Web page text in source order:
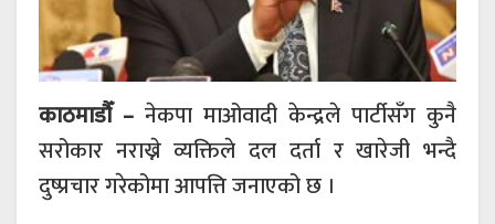
काठमाडौँ – नेकपा माओवादी केन्द्रले पार्टीसँग कुनै
सरोकार नराख्ने व्यक्तिले दल दर्ता र खारेजी भन्दै
दुष्प्रचार गरेकोमा आपत्ति जनाएको छ ।